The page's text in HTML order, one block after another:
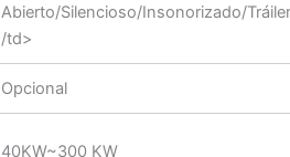
Abierto/Silencioso/Insonorizado/
/td>
Opcional
40KW~300 KW